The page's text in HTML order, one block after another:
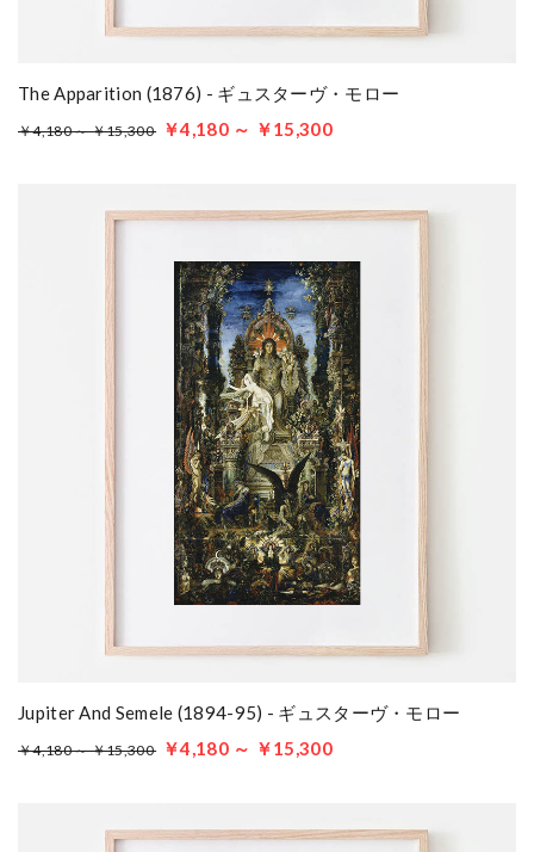
The Apparition (1876) - ギュスターヴ・モロー
￥4,180 ～ ￥15,300 ￥4,180 ～ ￥15,300
Jupiter And Semele (1894-95) - ギュスターヴ・モロー
￥4,180 ～ ￥15,300 ￥4,180 ～ ￥15,300